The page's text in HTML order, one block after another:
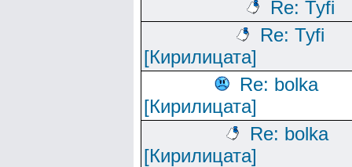
Re: Tyfi
Re: Tyfi
[Кирилицата]
Re: bolka
[Кирилицата]
Re: bolka
[Кирилицата]